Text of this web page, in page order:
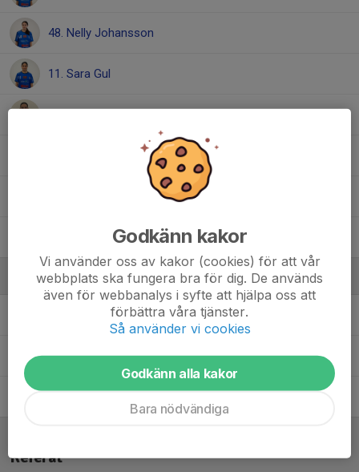
48. Nelly Johansson
11. Sara Gul
65. Tilda Stålhammar
12. Vilma Linusson
Ledare
Hugo JensenTränare
Jack LorentzonTränare
Referat
Godkänn kakor
Vi använder oss av kakor (cookies) för att vår
webbplats ska fungera bra för dig. De används
även för webbanalys i syfte att hjälpa oss att
förbättra våra tjänster.
Så använder vi cookies
Godkänn alla kakor
Bara nödvändiga